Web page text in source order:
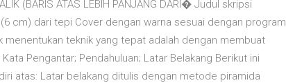
(BARIS ATAS LEBIH PANJANG DARI� Judul skripsi
cm) dari tepi Cover dengan warna sesuai dengan program
menentukan teknik yang tepat adalah dengan membuat
Pengantar; Pendahuluan; Latar Belakang Berikut ini
atas: Latar belakang ditulis dengan metode piramida